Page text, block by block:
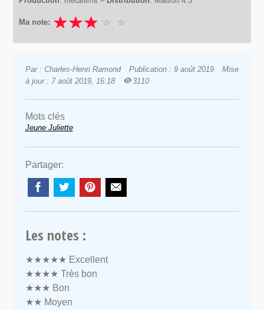
Ma note:
Par : Charles-Henri Ramond Publication : 9 août 2019
Mise
à jour : 7 août 2019, 16:18
3110
Mots clés
Jeune Juliette
Partager:
Les notes :
★★★★★ Excellent
★★★★ Très bon
★★★ Bon
★★ Moyen